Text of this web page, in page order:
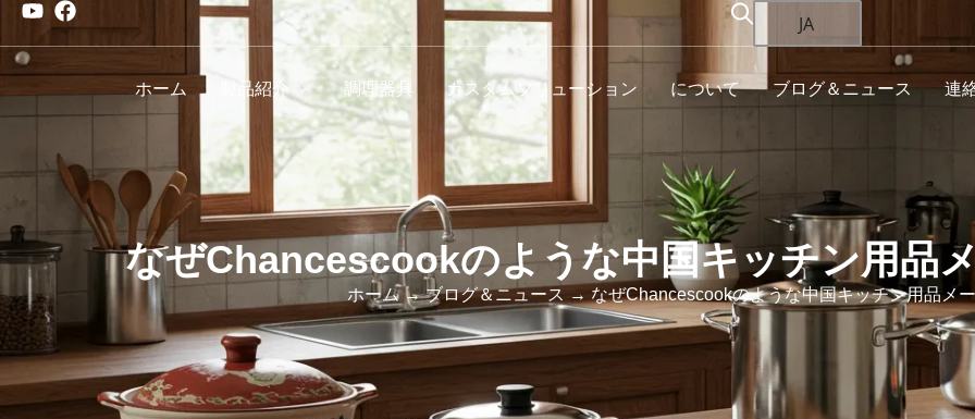
JA
ホーム 製品紹介 調理器具 カスタムソリューション について ブログ＆ニュース 連
なぜChancescookのような中国キッチン用品
ホーム→ブログ＆ニュース → なぜChancescookのような中国キッチン用品メ